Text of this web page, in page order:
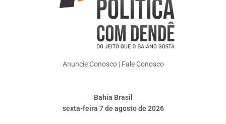
Anuncie Conosco| Fale Conosco
Bahia Brasil
sexta-feira 7 de agosto de 2026